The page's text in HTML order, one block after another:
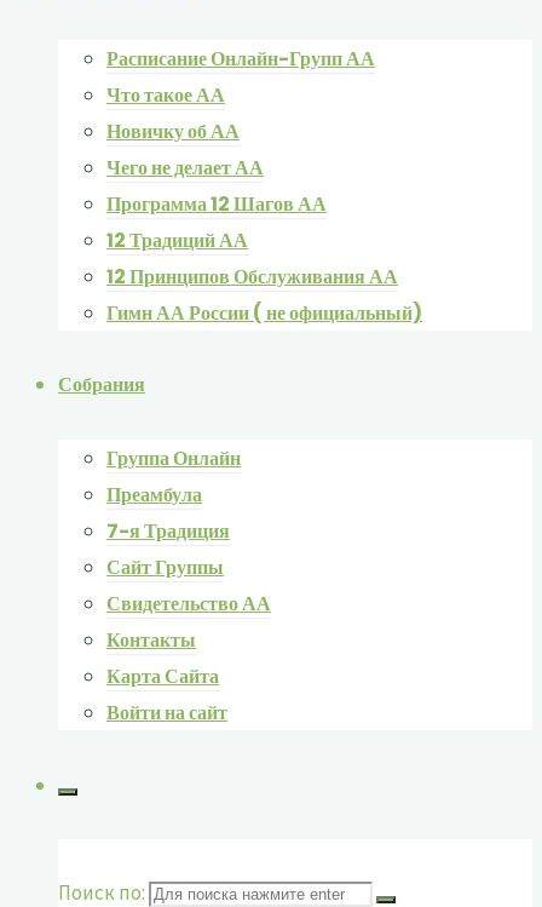
Расписание Онлайн-Групп АА
Что такое АА
Новичку об АА
Чего не делает АА
Программа 12 Шагов АА
12 Традиций АА
12 Принципов Обслуживания АА
Гимн АА России ( не официальный)
Собрания
Группа Онлайн
Преамбула
7-я Традиция
Сайт Группы
Свидетельство АА
Контакты
Карта Сайта
Войти на сайт
Поиск по: